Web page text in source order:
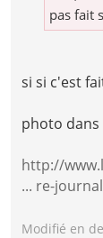
pas fait
si si c'est
photo dans
http://
... re-journal
Modifié en